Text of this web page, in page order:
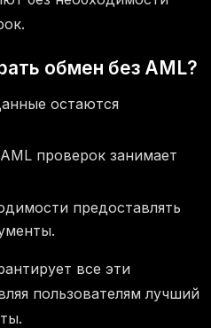
обмен без AML?
остаются
проверок занимает
предоставлять
все эти
пользователям лучший